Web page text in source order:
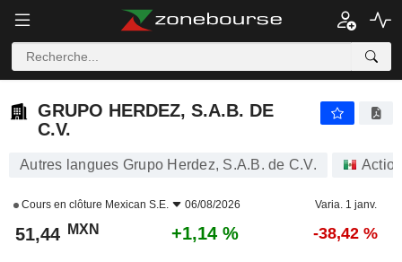
GRUPO HERDEZ, S.A.B. DE
C.V.
Autres langues Grupo Herdez, S.A.B. de C.V.
Cours en clôture Mexican S.E. 06/08/2026 Varia. 1 janv.
51,44 MXN +1,14 % -38,42 %